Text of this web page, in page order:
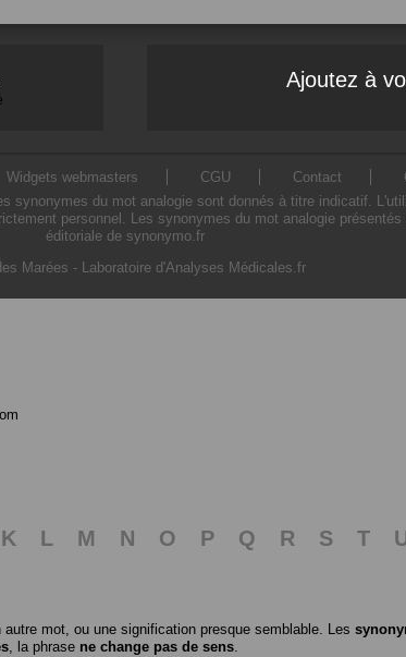
Ajoutez à
Widgets webmasters CGU Contact
synonymes du mot analogie sont donnés à titre indicatif.
personnel. Les synonymes du mot analogie
éditoriale de synonymo.fr
Marées - Laboratoire d'Analyses Médicales.fr
K L M N O P Q R S T
mot, ou une signification presque semblable. Les
, la phrase ne change pas de sens.